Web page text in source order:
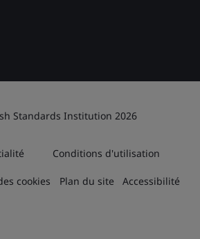
Standards Institution 2026
Conditions d'utilisation
cookies Plan du site Accessibilité